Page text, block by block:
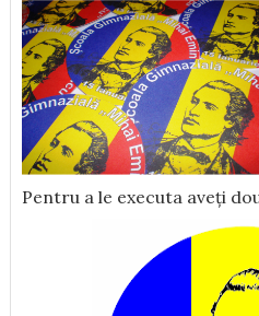
Pentru a le executa aveți